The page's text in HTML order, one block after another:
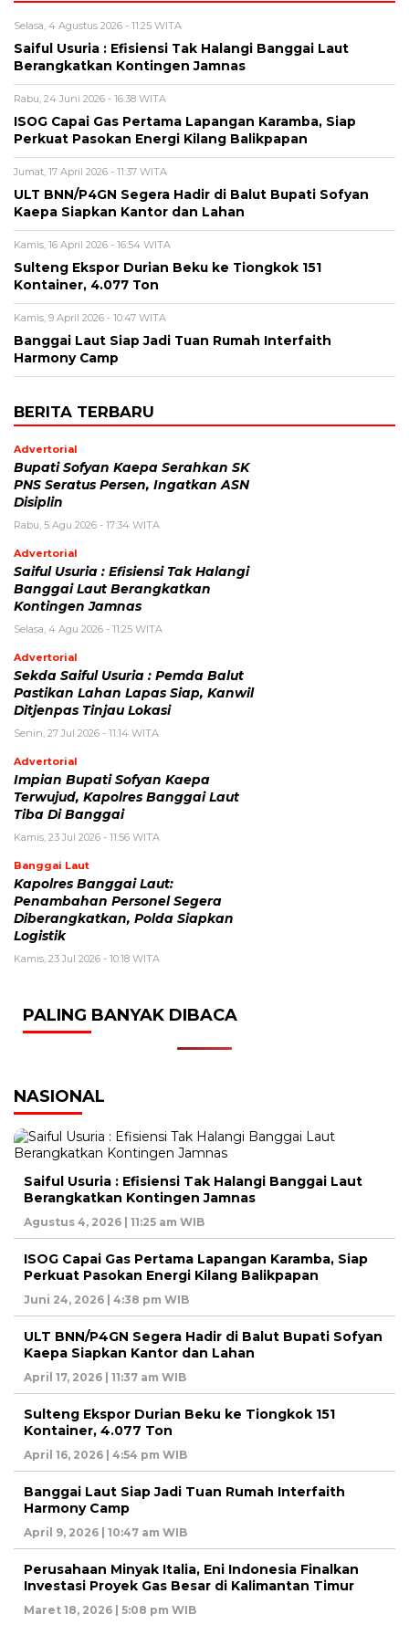
Selasa, 4 Agustus 2026 - 11:25 WITA
Saiful Usuria : Efisiensi Tak Halangi Banggai Laut
Berangkatkan Kontingen Jamnas
Rabu, 24 Juni 2026 - 16:38 WITA
ISOG Capai Gas Pertama Lapangan Karamba, Siap
Perkuat Pasokan Energi Kilang Balikpapan
Jumat, 17 April 2026 - 11:37 WITA
ULT BNN/P4GN Segera Hadir di Balut Bupati Sofyan
Kaepa Siapkan Kantor dan Lahan
Kamis, 16 April 2026 - 16:54 WITA
Sulteng Ekspor Durian Beku ke Tiongkok 151
Kontainer, 4.077 Ton
Kamis, 9 April 2026 - 10:47 WITA
Banggai Laut Siap Jadi Tuan Rumah Interfaith
Harmony Camp
BERITA TERBARU
Advertorial
Bupati Sofyan Kaepa Serahkan SK
PNS Seratus Persen, Ingatkan ASN
Disiplin
Rabu, 5 Agu 2026 - 17:34 WITA
Advertorial
Saiful Usuria : Efisiensi Tak Halangi
Banggai Laut Berangkatkan
Kontingen Jamnas
Selasa, 4 Agu 2026 - 11:25 WITA
Advertorial
Sekda Saiful Usuria : Pemda Balut
Pastikan Lahan Lapas Siap, Kanwil
Ditjenpas Tinjau Lokasi
Senin, 27 Jul 2026 - 11:14 WITA
Advertorial
Impian Bupati Sofyan Kaepa
Terwujud, Kapolres Banggai Laut
Tiba Di Banggai
Kamis, 23 Jul 2026 - 11:56 WITA
Banggai Laut
Kapolres Banggai Laut:
Penambahan Personel Segera
Diberangkatkan, Polda Siapkan
Logistik
Kamis, 23 Jul 2026 - 10:18 WITA
PALING BANYAK DIBACA
NASIONAL
Saiful Usuria : Efisiensi Tak Halangi Banggai Laut
Berangkatkan Kontingen Jamnas
Agustus 4, 2026 | 11:25 am WIB
ISOG Capai Gas Pertama Lapangan Karamba, Siap
Perkuat Pasokan Energi Kilang Balikpapan
Juni 24, 2026 | 4:38 pm WIB
ULT BNN/P4GN Segera Hadir di Balut Bupati Sofyan
Kaepa Siapkan Kantor dan Lahan
April 17, 2026 | 11:37 am WIB
Sulteng Ekspor Durian Beku ke Tiongkok 151
Kontainer, 4.077 Ton
April 16, 2026 | 4:54 pm WIB
Banggai Laut Siap Jadi Tuan Rumah Interfaith
Harmony Camp
April 9, 2026 | 10:47 am WIB
Perusahaan Minyak Italia, Eni Indonesia Finalkan
Investasi Proyek Gas Besar di Kalimantan Timur
Maret 18, 2026 | 5:08 pm WIB